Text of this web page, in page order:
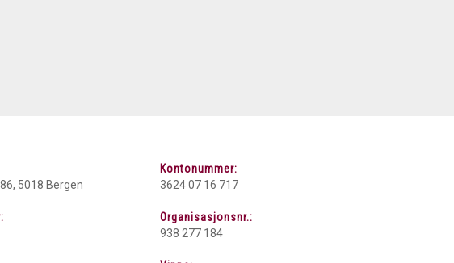
5018 Bergen
Kontonummer:
3624 07 16 717
Organisasjonsnr.:
938 277 184